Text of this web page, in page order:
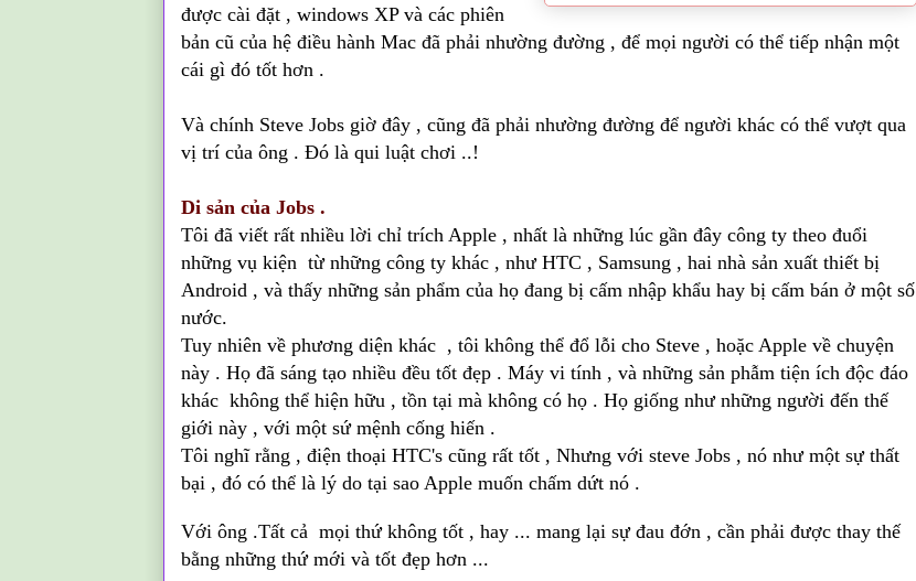
được cài đặt , windows XP và các phiên
bản cũ của hệ điều hành Mac đã phải nhường đường , để mọi người có thể tiếp nhận một
cái gì đó tốt hơn .
Và chính Steve Jobs giờ đây , cũng đã phải nhường đường để người khác có thể vượt qua
vị trí của ông . Đó là qui luật chơi ..!
Di sản của Jobs .
Tôi đã viết rất nhiều lời chỉ trích Apple , nhất là những lúc gần đây công ty theo đuổi
những vụ kiện từ những công ty khác , như HTC , Samsung , hai nhà sản xuất thiết bị
Android , và thấy những sản phẩm của họ đang bị cấm nhập khẩu hay bị cấm bán ở một số
nước.
Tuy nhiên về phương diện khác , tôi không thể đổ lỗi cho Steve , hoặc Apple về chuyện
này . Họ đã sáng tạo nhiều đều tốt đẹp . Máy vi tính , và những sản phẫm tiện ích độc đáo
khác không thể hiện hữu , tồn tại mà không có họ . Họ giống như những người đến thế
giới này , với một sứ mệnh cống hiến .
Tôi nghĩ rằng , điện thoại HTC's cũng rất tốt , Nhưng với steve Jobs , nó như một sự thất
bại , đó có thể là lý do tại sao Apple muốn chấm dứt nó .
Với ông .Tất cả mọi thứ không tốt , hay ... mang lại sự đau đớn , cần phải được thay thế
bằng những thứ mới và tốt đẹp hơn ...